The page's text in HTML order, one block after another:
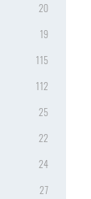
20
19
115
112
25
22
24
27